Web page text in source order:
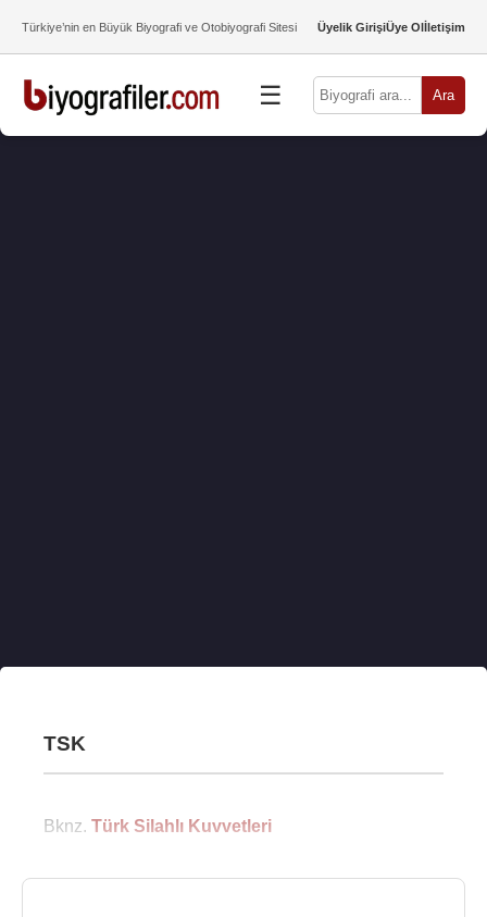
Türkiye’nin en Büyük Biyografi ve Otobiyografi Sitesi Üyelik GirişiÜye Olİletişim
☰ Ara
TSK
Bknz. Türk Silahlı Kuvvetleri